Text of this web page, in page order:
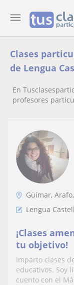
Clases
de Lengua
En
profesores
Güímar,
Lengua
¡Clases
tu objetivo!
Imparto clases
educativos. Soy
cuento con el